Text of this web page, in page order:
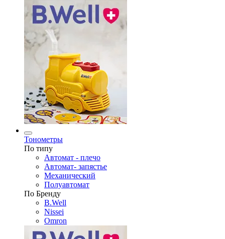
Тонометры
По типу
Автомат - плечо
Автомат- запястье
Механический
Полуавтомат
По Бренду
B.Well
Nissei
Omron